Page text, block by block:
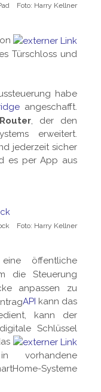
Foto: Harry Kellner
Türschloss und
habe
angeschafft.
, der den
erweitert.
jederzeit sicher
es per App aus
Foto: Harry Kellner
öffentliche
die Steuerung
anpassen zu
API kann das
kann der
Schlüssel
vorhandene
Systeme